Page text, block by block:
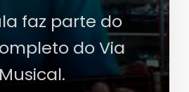
faz parte do
do Via
Musical.